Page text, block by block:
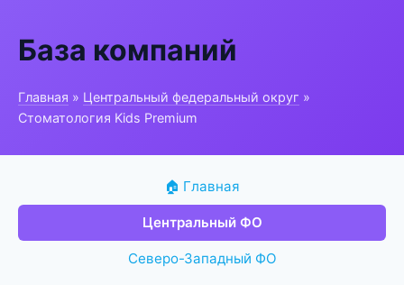
База компаний
Главная » Центральный федеральный округ »
Стоматология Kids Premium
🏠 Главная
Центральный ФО
Северо-Западный ФО